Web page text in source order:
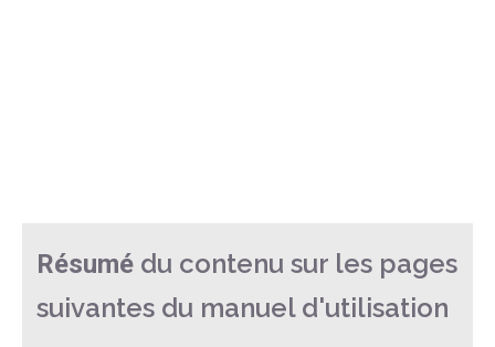
Résumé du contenu sur les pages
suivantes du manuel d'utilisation